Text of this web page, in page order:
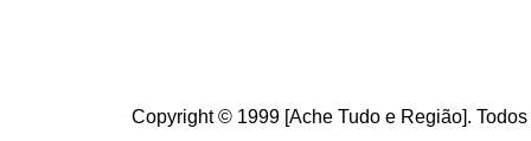
Copyright © 1999 [Ache Tudo e Região].